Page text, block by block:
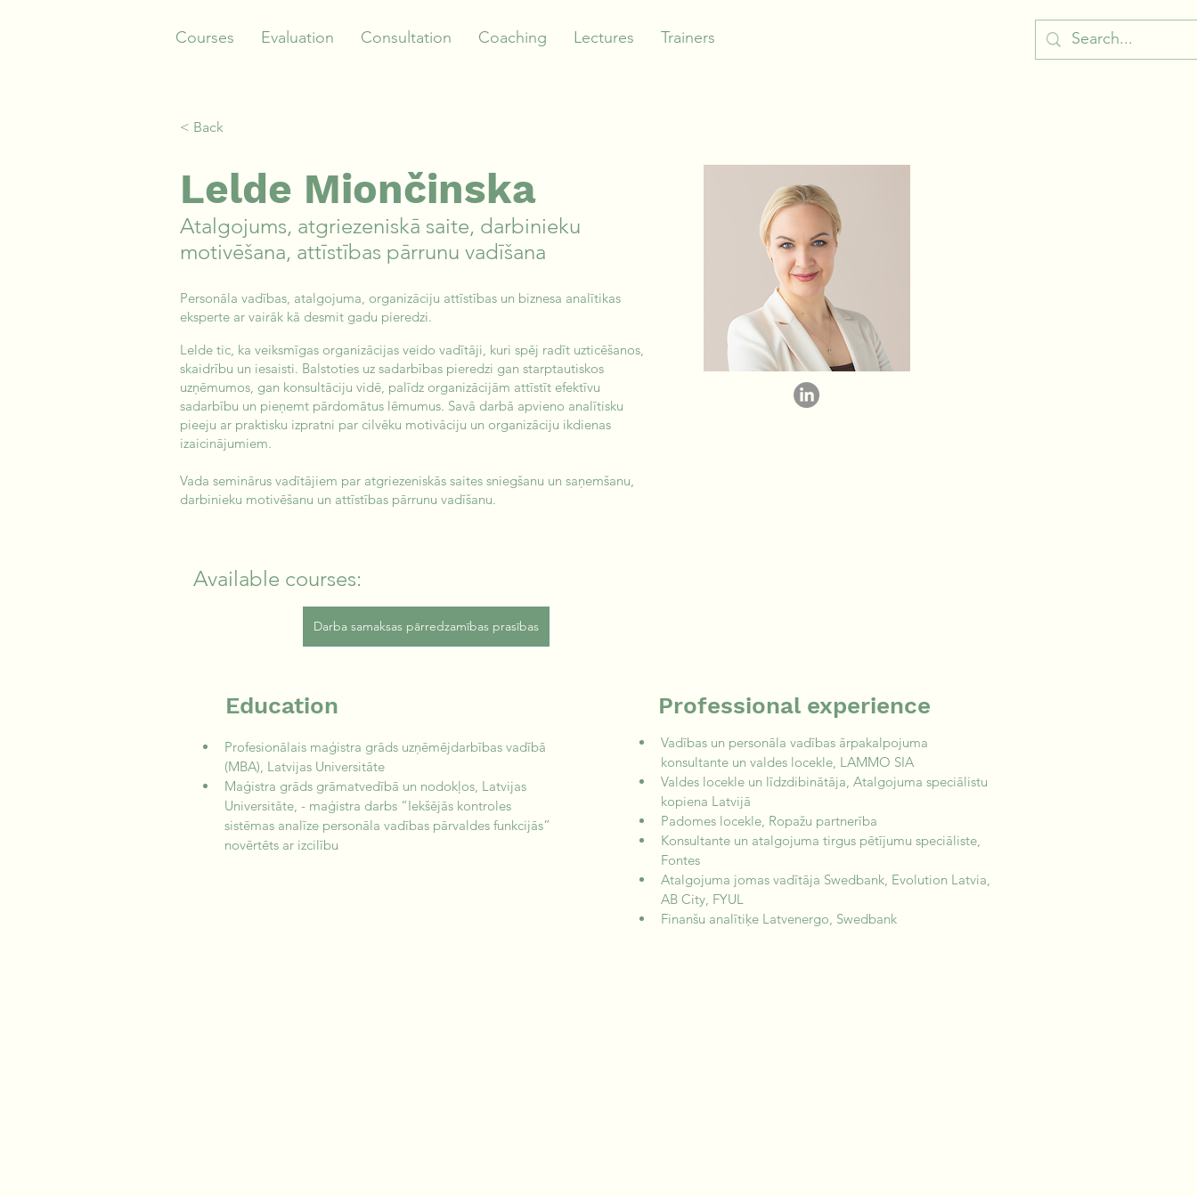
Courses Evaluation Consultation Coaching Lectures Trainers
< Back
Lelde Miončinska
Atalgojums, atgriezeniskā saite, darbinieku
motivēšana, attīstības pārrunu vadīšana
Personāla vadības, atalgojuma, organizāciju attīstības un biznesa analītikas
eksperte ar vairāk kā desmit gadu pieredzi.
Lelde tic, ka veiksmīgas organizācijas veido vadītāji, kuri spēj radīt uzticēšanos,
skaidrību un iesaisti. Balstoties uz sadarbības pieredzi gan starptautiskos
uzņēmumos, gan konsultāciju vidē, palīdz organizācijām attīstīt efektīvu
sadarbību un pieņemt pārdomātus lēmumus. Savā darbā apvieno analītisku
pieeju ar praktisku izpratni par cilvēku motivāciju un organizāciju ikdienas
izaicinājumiem.
Vada seminārus vadītājiem par atgriezeniskās saites sniegšanu un saņemšanu,
darbinieku motivēšanu un attīstības pārrunu vadīšanu.
Available courses:
Darba samaksas pārredzamības prasības
Education
Profesionālais maģistra grāds uzņēmējdarbības vadībā
(MBA), Latvijas Universitāte
Maģistra grāds grāmatvedībā un nodokļos, Latvijas
Universitāte, - maģistra darbs “Iekšējās kontroles
sistēmas analīze personāla vadības pārvaldes funkcijās”
novērtēts ar izcilību
Professional experience
Vadības un personāla vadības ārpakalpojuma
konsultante un valdes locekle, LAMMO SIA
Valdes locekle un līdzdibinātāja, Atalgojuma speciālistu
kopiena Latvijā
Padomes locekle, Ropažu partnerība
Konsultante un atalgojuma tirgus pētījumu speciāliste,
Fontes
Atalgojuma jomas vadītāja Swedbank, Evolution Latvia,
AB City, FYUL
Finanšu analītiķe Latvenergo, Swedbank